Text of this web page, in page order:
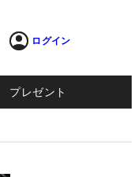
ログイン
プレゼント